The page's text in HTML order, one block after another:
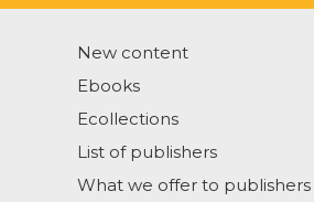
New content
Ebooks
Ecollections
List of publishers
What we offer to publishers